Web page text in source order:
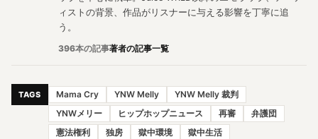
ィストの背景、作品がリスナーに与える影響を丁寧に追
う。
396本の記事著者の記事一覧
TAGS Mama Cry YNW Melly
YNW Melly 裁判
YNWメリー
ヒップホップニュース 再審
弁護団
憲法権利
独房 獄中環境 獄中生活